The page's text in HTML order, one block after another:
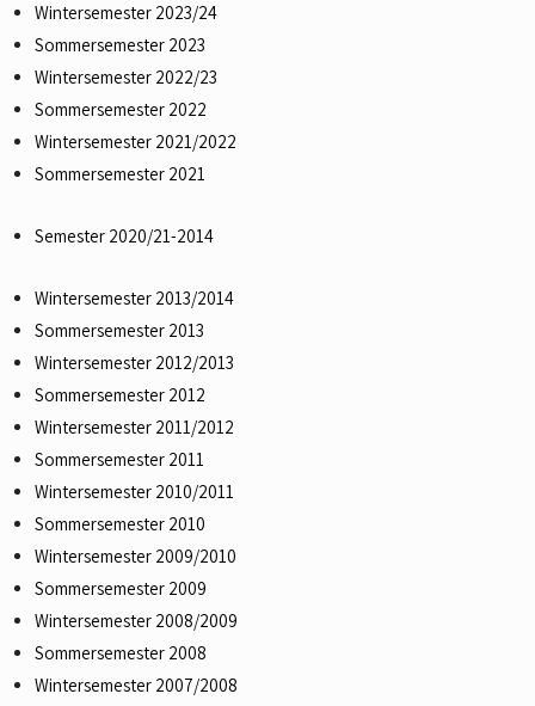
Wintersemester 2023/24
Sommersemester 2023
Wintersemester 2022/23
Sommersemester 2022
Wintersemester 2021/2022
Sommersemester 2021
Semester 2020/21-2014
Wintersemester 2013/2014
Sommersemester 2013
Wintersemester 2012/2013
Sommersemester 2012
Wintersemester 2011/2012
Sommersemester 2011
Wintersemester 2010/2011
Sommersemester 2010
Wintersemester 2009/2010
Sommersemester 2009
Wintersemester 2008/2009
Sommersemester 2008
Wintersemester 2007/2008